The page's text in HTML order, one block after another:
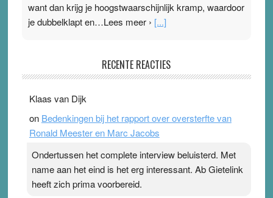
want dan krijg je hoogstwaarschijnlijk kramp, waardoor
je dubbelklapt en…Lees meer › [...]
Ward van Beek
topsporters. Ze hopen ermee hun hartslag te verlagen
terwijl ze meer zuurstof opnemen. Daarop heeft zo’n
pleister geen effect. Maar het gevoel ‘makkelijker te
Pleisterplakkers in de topspsort ›[...]
RECENTE REACTIES
Klaas van Dijk
on Bedenkingen bij het rapport over oversterfte van
Ronald Meester en Marc Jacobs
Ondertussen het complete interview beluisterd. Met
name aan het eind is het erg interessant. Ab Gietelink
heeft zich prima voorbereid.